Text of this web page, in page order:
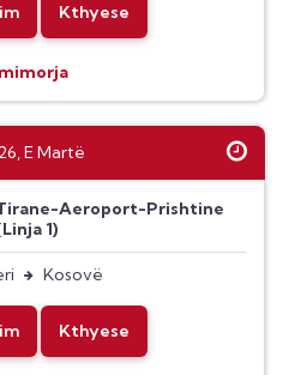
Kthyese
E Martë
Aeroport-Prishtine
1)
Kosovë
Kthyese